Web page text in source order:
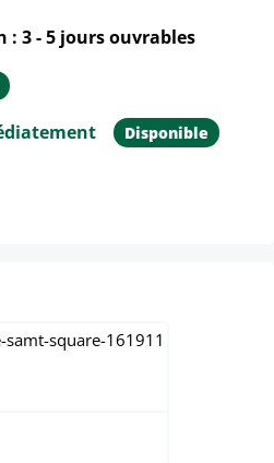
: 3 - 5 jours ouvrables
Disponible
le produit